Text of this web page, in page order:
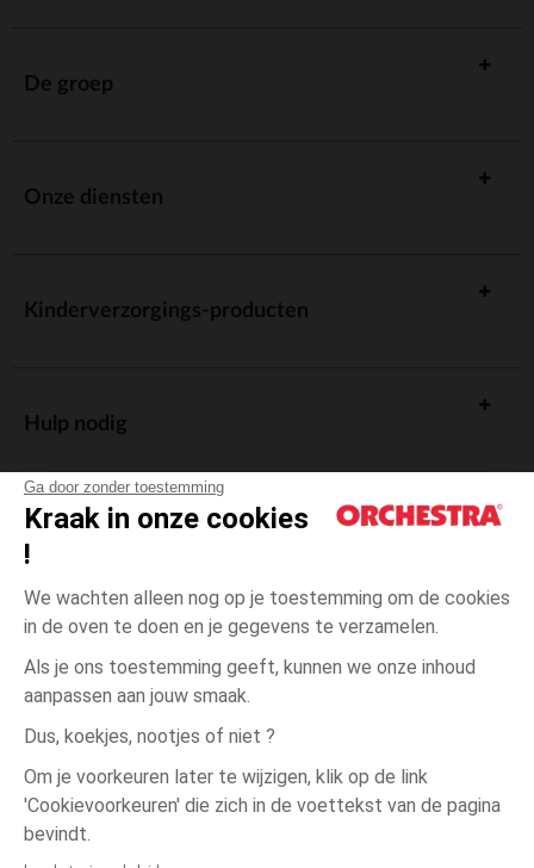
Ga door zonder toestemming
Kraak in onze cookies
!
We wachten alleen nog op je toestemming om de cookies
in de oven te doen en je gegevens te verzamelen.
Als je ons toestemming geeft, kunnen we onze inhoud
aanpassen aan jouw smaak.
Dus, koekjes, nootjes of niet ?
Om je voorkeuren later te wijzigen, klik op de link
'Cookievoorkeuren' die zich in de voettekst van de pagina
bevindt.
Roze Roze
één
De groep
Onze diensten
Kinderverzorgings-producten
Hulp nodig
Algemene verkoopsvoorwaarden
Wettelijke bepalingen
Persoonsgegevens